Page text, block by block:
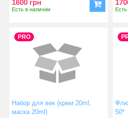
1600 грн
Есть в наличии Есть
PRO
Набор для век (крем 20ml,
маска 20ml)
50*